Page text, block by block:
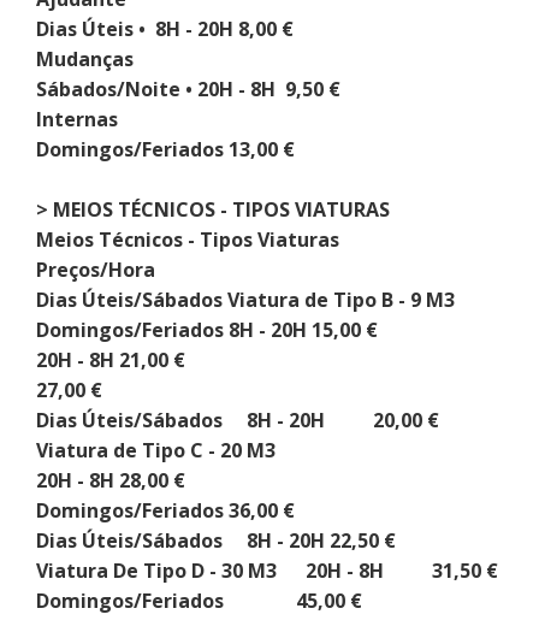
Dias Úteis • 8H - 20H 8,00 €
Mudanças
Sábados/Noite • 20H - 8H 9,50 €
Internas
Domingos/Feriados 13,00 €
> MEIOS TÉCNICOS - TIPOS VIATURAS
Meios Técnicos - Tipos Viaturas
Preços/Hora
Dias Úteis/Sábados Viatura de Tipo B - 9 M3
Domingos/Feriados 8H - 20H 15,00 €
20H - 8H 21,00 €
27,00 €
Dias Úteis/Sábados 8H - 20H 20,00 €
Viatura de Tipo C - 20 M3
20H - 8H 28,00 €
Domingos/Feriados 36,00 €
Dias Úteis/Sábados 8H - 20H 22,50 €
Viatura De Tipo D - 30 M3 20H - 8H 31,50 €
Domingos/Feriados 45,00 €